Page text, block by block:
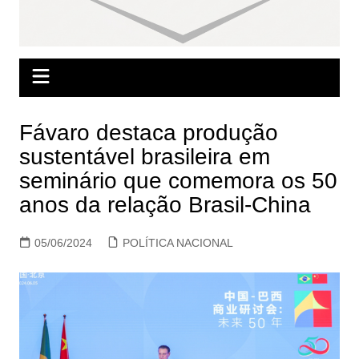
Fávaro destaca produção
sustentável brasileira em
seminário que comemora os 50
anos da relação Brasil-China
05/06/2024 POLÍTICA NACIONAL